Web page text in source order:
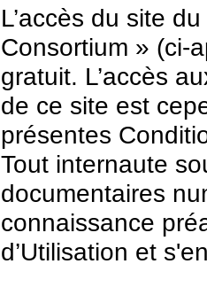
L’accès du site
Consortium » (ci-
gratuit. L’accès
de ce site est
présentes
Tout internaute
documentaires
connaissance
d’Utilisation et